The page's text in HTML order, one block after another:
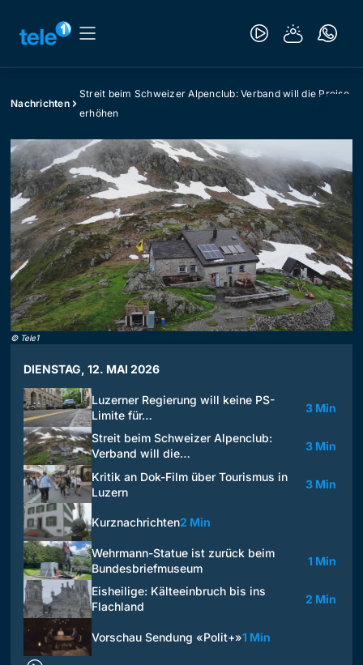
Nachrichten
Streit beim Schweizer Alpenclub: Verband will die Preise
erhöhen
© Tele1
DIENSTAG, 12. MAI 2026
Luzerner Regierung will keine PS-
Limite für…
3 Min
Streit beim Schweizer Alpenclub:
Verband will die…
3 Min
Kritik an Dok-Film über Tourismus in
Luzern
3 Min
Kurznachrichten2 Min
Wehrmann-Statue ist zurück beim
Bundesbriefmuseum
1 Min
Eisheilige: Kälteeinbruch bis ins
Flachland
2 Min
Vorschau Sendung «Polit+»1 Min